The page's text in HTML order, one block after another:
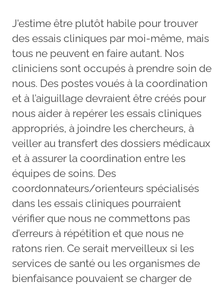
J'estime être plutôt habile pour trouver
des essais cliniques par moi-même, mais
tous ne peuvent en faire autant. Nos
cliniciens sont occupés à prendre soin de
nous. Des postes voués à la coordination
et à l’aiguillage devraient être créés pour
nous aider à repérer les essais cliniques
appropriés, à joindre les chercheurs, à
veiller au transfert des dossiers médicaux
et à assurer la coordination entre les
équipes de soins. Des
coordonnateurs/orienteurs spécialisés
dans les essais cliniques pourraient
vérifier que nous ne commettons pas
d’erreurs à répétition et que nous ne
ratons rien. Ce serait merveilleux si les
services de santé ou les organismes de
bienfaisance pouvaient se charger de